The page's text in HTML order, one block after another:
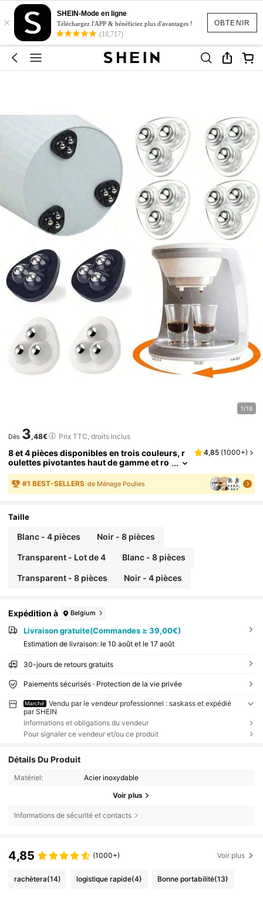
OBTENIR
×
SHEIN-Mode en ligne
Téléchargez l'APP & bénéficiez plus d'avantages !
(18,717)
1/18
Dès 3,48€ Prix TTC, droits inclus
8 et 4 pièces disponibles en trois couleurs, r
oulettes pivotantes haut de gamme et ro
bustes - rotation fluide à 360°, set de rou
lettes ultra-adhésif pour un déplacement sa
ns effort sur les boîtes de rangement, les me
4,85 (1000+)
#1 BEST-SELLERS de Ménage Poulies
Taille
Blanc - 4 pièces Noir - 8 pièces
Transparent - Lot de 4 Blanc - 8 pièces
Transparent - 8 pièces Noir - 4 pièces
Expédition à Belgium
Livraison gratuite(Commandes ≥ 39,00€)
Estimation de livraison: le 10 août et le 17 août
30-jours de retours gratuits
Paiements sécurisés · Protection de la vie privée
Marché
Vendu par le vendeur professionnel : saskass et expédié
par SHEIN
Informations et obligations du vendeur
Pour signaler ce vendeur et/ou ce produit
Détails Du Produit
Matériel: Acier inoxydable
Voir plus
Informations de sécurité et contacts
4,85 (1000+) Voir plus
rachètera(14) logistique rapide(4) Bonne portabilité(13)